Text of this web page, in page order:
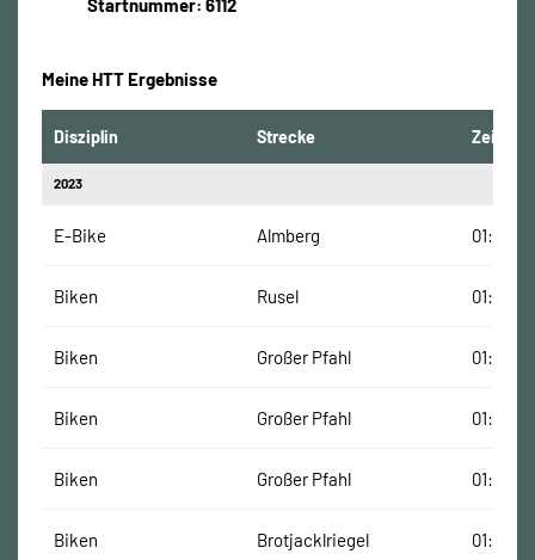
Startnummer: 6112
Meine HTT Ergebnisse
Disziplin Strecke Zeit
2023
E-Bike Almberg
Biken Rusel
Biken Großer Pfahl
Biken Großer Pfahl
Biken Großer Pfahl
Biken Brotjacklriegel